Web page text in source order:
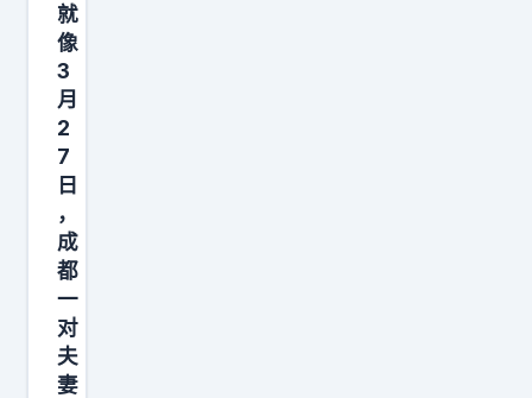
就
像
3
月
2
7
日
，
成
都
一
对
夫
妻